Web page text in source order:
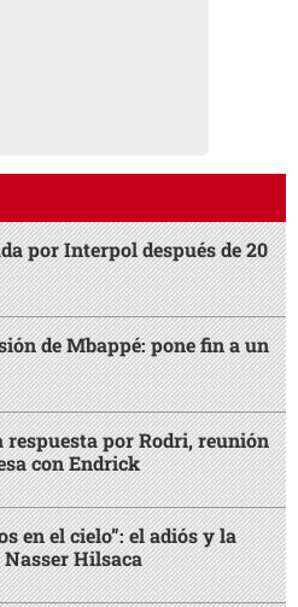
por Interpol después de 20
de Mbappé: pone fin a un
respuesta por Rodri, reunión
con Endrick
en el cielo”: el adiós y la
Hilsaca